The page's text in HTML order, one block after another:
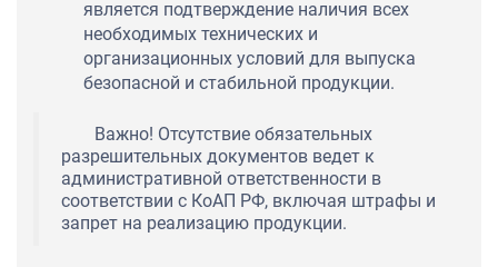
является подтверждение наличия всех
необходимых технических и
организационных условий для выпуска
безопасной и стабильной продукции.
Важно! Отсутствие обязательных
разрешительных документов ведет к
административной ответственности в
соответствии с КоАП РФ, включая штрафы и
запрет на реализацию продукции.